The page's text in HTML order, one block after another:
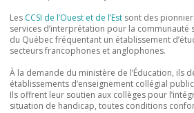
Les CCSI de l’Ouest et de l’Estsont des
services d’interprétation pour la communauté
du Québec fréquentant un établissement
secteurs francophones et anglophones.
À la demande du ministère de l’Éducation, ils
établissements d’enseignement collégial
Ils offrent leur soutien aux collèges pour
situation de handicap, toutes conditions